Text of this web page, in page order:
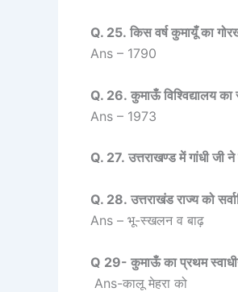
Q. 25. किस वर्ष कुमायूँ का
Ans – 1790
Q. 26. कुमाऊँ विश्विद्यालय का
Ans – 1973
Q. 27. उत्तराखण्ड में गांधी जी
Q. 28. उत्तराखंड राज्य को
Ans – भू-स्खलन व बाढ़
Q 29- कुमाऊँ का प्रथम
Ans-कालू मेहरा को